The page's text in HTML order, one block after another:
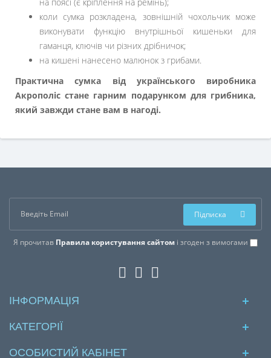
на поясі (є кріплення на ремінь);
коли сумка розкладена, зовнішній чохольчик може
виконувати функцію внутрішньої кишеньки для
гаманця, ключів чи різних дрібничок;
на кишені нанесено малюнок з грибами.
Практична сумка від українського виробника
Акрополіс стане гарним подарунком для грибника,
який завжди стане вам в нагоді.
Я прочитав Правила користування сайтом і згоден з вимогами
Підписка
ІНФОРМАЦІЯ
КАТЕГОРІЇ
ОСОБИСТИЙ КАБІНЕТ